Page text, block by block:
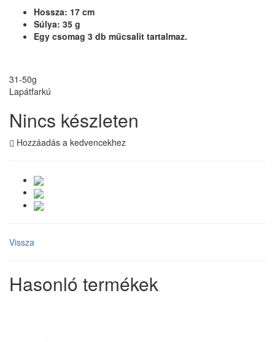
Hossza: 17 cm
Súlya: 35 g
Egy csomag 3 db műcsalit tartalmaz.
31-50g
Lapátfarkú
Nincs készleten
Hozzáadás a kedvencekhez
Vissza
Hasonló termékek